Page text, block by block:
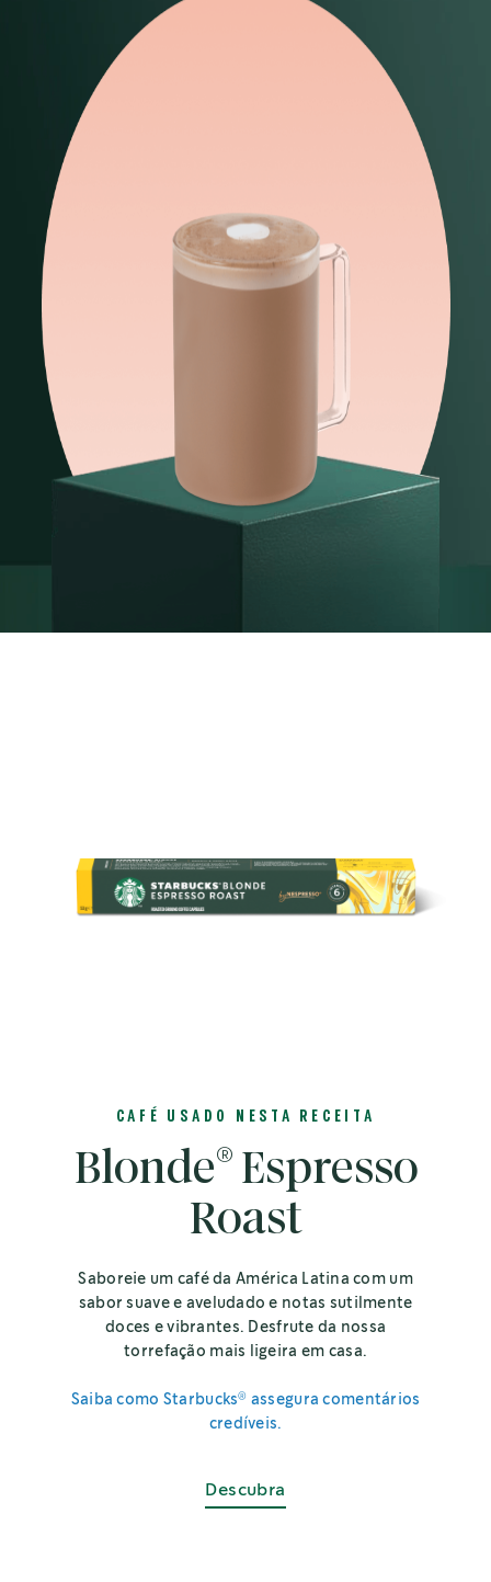
CAFÉ USADO NESTA RECEITA
Blonde® Espresso
Roast
Saboreie um café da América Latina com um
sabor suave e aveludado e notas sutilmente
doces e vibrantes. Desfrute da nossa
torrefação mais ligeira em casa.
Saiba como Starbucks® assegura comentários
credíveis.
Descubra